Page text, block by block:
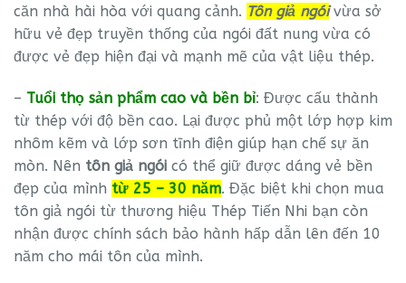
căn nhà hài hòa với quang cảnh. Tôn giả ngóivừa sở
hữu vẻ đẹp truyền thống của ngói đất nung vừa có
được vẻ đẹp hiện đại và mạnh mẽ của vật liệu thép.
– Tuổi thọ sản phẩm cao và bền bỉ: Được cấu thành
từ thép với độ bền cao. Lại được phủ một lớp hợp kim
nhôm kẽm và lớp sơn tĩnh điện giúp hạn chế sự ăn
mòn. Nên tôn giả ngói có thể giữ được dáng vẻ bền
đẹp của mình từ 25 – 30 năm. Đặc biệt khi chọn mua
tôn giả ngói từ thương hiệu Thép Tiến Nhi bạn còn
nhận được chính sách bảo hành hấp dẫn lên đến 10
năm cho mái tôn của mình.